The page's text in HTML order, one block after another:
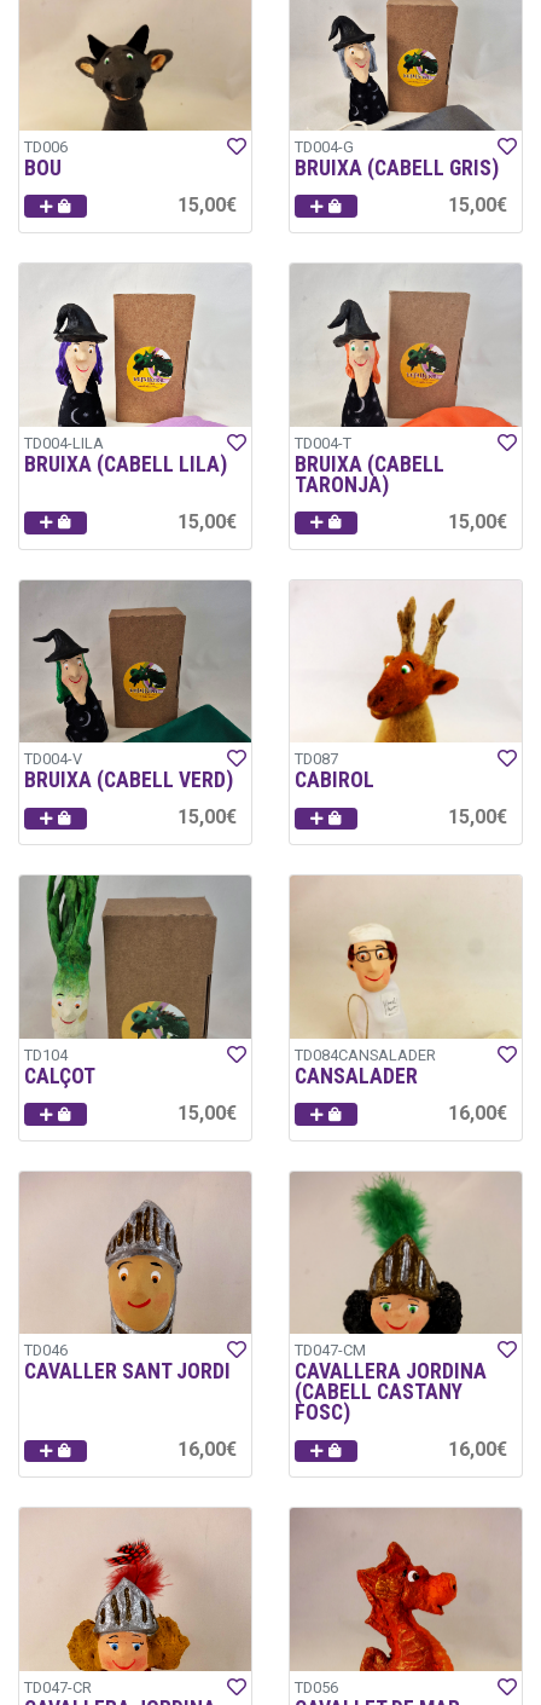
TD006
BOU
15,00€
TD004-G
BRUIXA (CABELL GRIS)
15,00€
TD004-LILA
BRUIXA (CABELL LILA)
15,00€
TD004-T
BRUIXA (CABELL
TARONJA)
15,00€
TD004-V
BRUIXA (CABELL VERD)
15,00€
TD087
CABIROL
15,00€
TD104
CALÇOT
15,00€
TD084CANSALADER
CANSALADER
16,00€
TD046
CAVALLER SANT JORDI
16,00€
TD047-CM
CAVALLERA JORDINA
(CABELL CASTANY
FOSC)
16,00€
TD047-CR TD056